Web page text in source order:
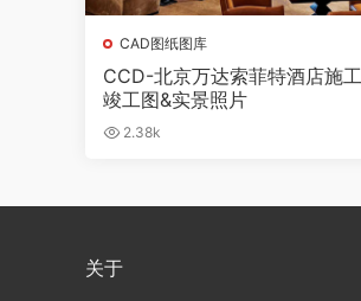
CAD图纸图库
CCD-北京万达索菲特酒店施
竣工图&实景照片
2.38k
关于